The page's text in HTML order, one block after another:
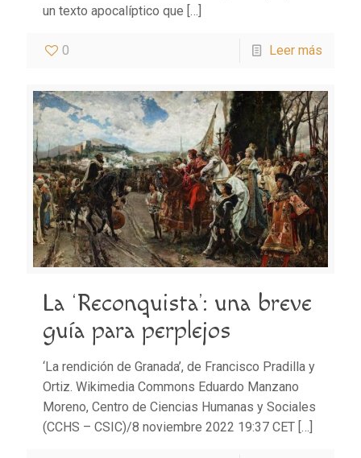
un texto apocalíptico que […]
0 Leer más
La ‘Reconquista’: una breve
guía para perplejos
‘La rendición de Granada’, de Francisco Pradilla y
Ortiz. Wikimedia Commons Eduardo Manzano
Moreno, Centro de Ciencias Humanas y Sociales
(CCHS – CSIC)/8 noviembre 2022 19:37 CET […]